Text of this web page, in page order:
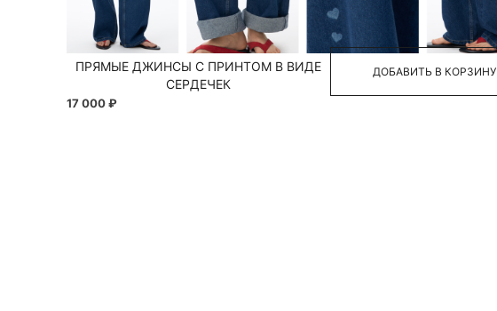
ПРЯМЫЕ ДЖИНСЫ С ПРИНТОМ В ВИДЕ
СЕРДЕЧЕК
17 000 ₽
ДОБАВИТЬ В КОРЗИНУ